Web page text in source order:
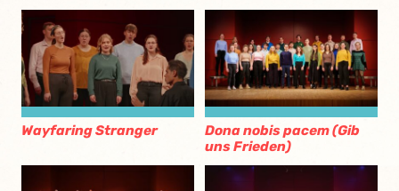
Wayfaring Stranger
Dona nobis pacem (Gib
uns Frieden)